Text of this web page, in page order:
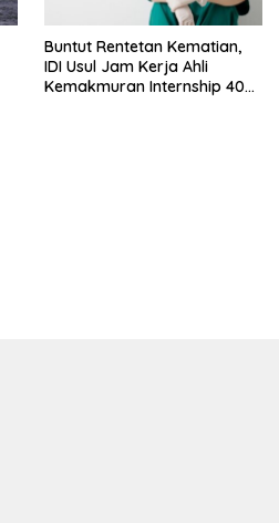
Buntut Rentetan Kematian,
IDI Usul Jam Kerja Ahli
Kemakmuran Internship 40